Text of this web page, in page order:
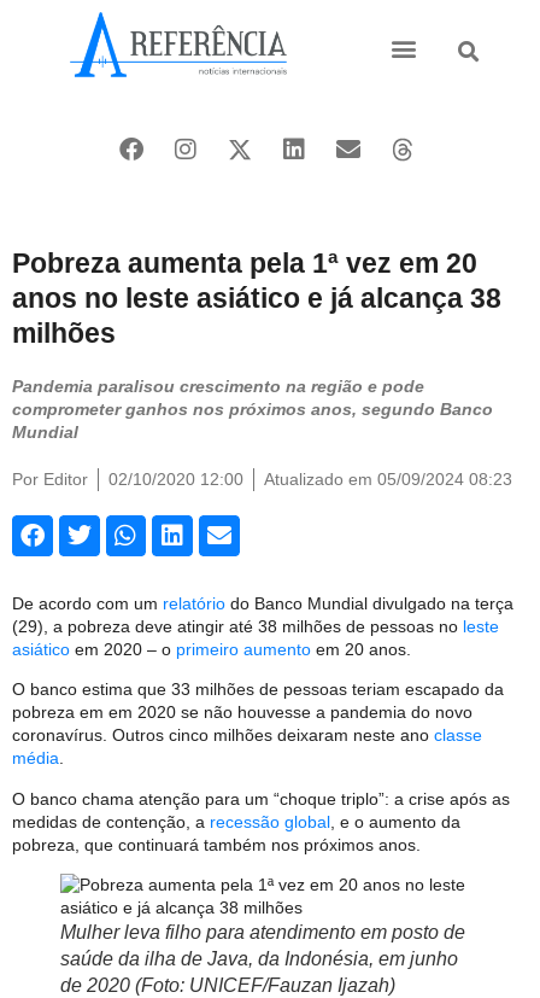
Pobreza aumenta pela 1ª vez em 20
anos no leste asiático e já alcança 38
milhões
Pandemia paralisou crescimento na região e pode
comprometer ganhos nos próximos anos, segundo Banco
Mundial
Por Editor 02/10/2020 12:00 Atualizado em 05/09/2024 08:23
De acordo com um relatório do Banco Mundial divulgado na terça
(29), a pobreza deve atingir até 38 milhões de pessoas no leste
asiático em 2020 – o primeiro aumento em 20 anos.
O banco estima que 33 milhões de pessoas teriam escapado da
pobreza em em 2020 se não houvesse a pandemia do novo
coronavírus. Outros cinco milhões deixaram neste ano classe
média.
O banco chama atenção para um “choque triplo”: a crise após as
medidas de contenção, a recessão global , e o aumento da
pobreza, que continuará também nos próximos anos.
Mulher leva filho para atendimento em posto de
saúde da ilha de Java, da Indonésia, em junho
de 2020 (Foto: UNICEF/Fauzan Ijazah)